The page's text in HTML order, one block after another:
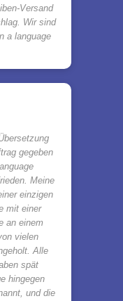
Versand
Wir sind
a language
gegeben
Meine
einzigen
mit einer
an einem
vielen
Alle
spät
hingegen
und die